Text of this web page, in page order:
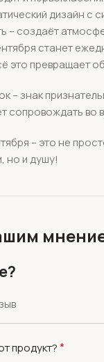
дизайн с
создаёт
станет
это превращает
– знак
сопровождать во
– это не
но и душу!
продукт?*